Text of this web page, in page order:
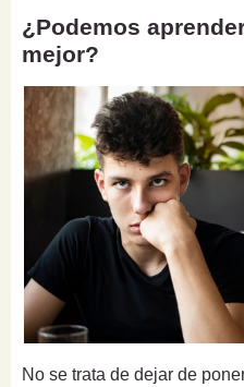
¿Podemos
mejor?
No se trata de dejar de